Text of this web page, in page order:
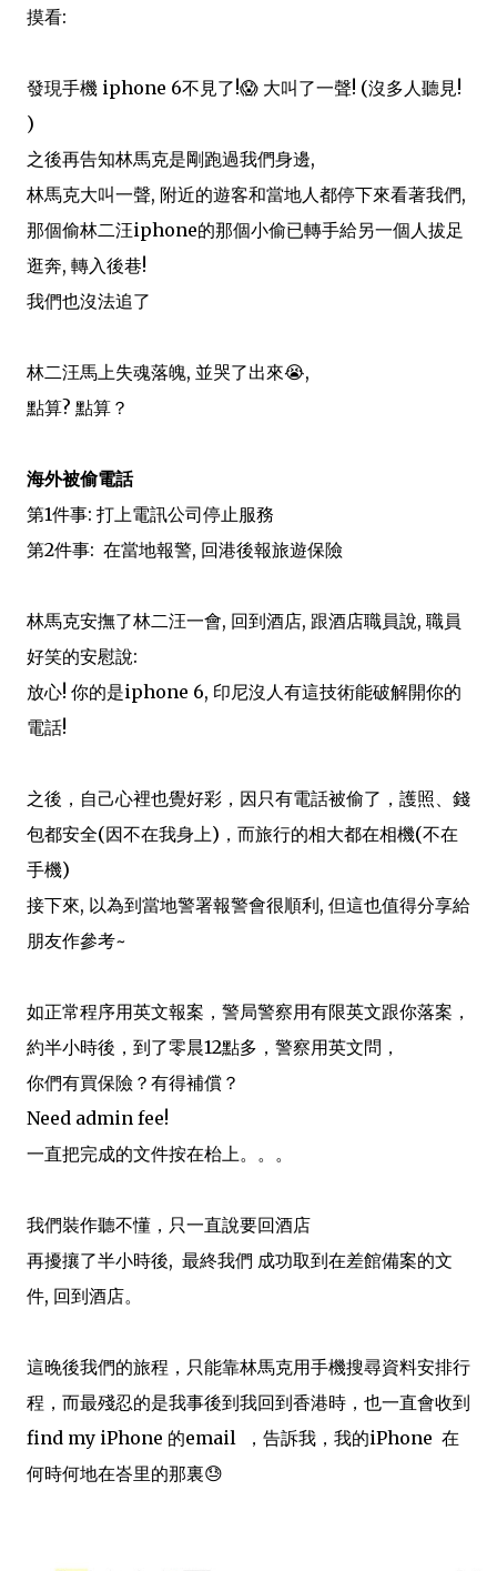
摸看:
發現手機 iphone 6不見了!😱 大叫了一聲! (沒多人聽見!
)
之後再告知林馬克是剛跑過我們身邊,
林馬克大叫一聲, 附近的遊客和當地人都停下來看著我們,
那個偷林二汪iphone的那個小偷已轉手給另一個人拔足
逛奔, 轉入後巷!
我們也沒法追了
林二汪馬上失魂落魄, 並哭了出來😭,
點算? 點算？
海外被偷電話
第1件事: 打上電訊公司停止服務
第2件事: 在當地報警, 回港後報旅遊保險
林馬克安撫了林二汪一會, 回到酒店, 跟酒店職員說, 職員
好笑的安慰說:
放心! 你的是iphone 6, 印尼沒人有這技術能破解開你的
電話!
之後，自己心裡也覺好彩，因只有電話被偷了，護照、錢
包都安全(因不在我身上)，而旅行的相大都在相機(不在
手機)
接下來, 以為到當地警署報警會很順利, 但這也值得分享給
朋友作參考~
如正常程序用英文報案，警局警察用有限英文跟你落案，
約半小時後，到了零晨12點多，警察用英文問，
你們有買保險？有得補償？
Need admin fee!
一直把完成的文件按在枱上。。。
我們裝作聽不懂，只一直說要回酒店
再擾攘了半小時後, 最終我們 成功取到在差館備案的文
件, 回到酒店。
這晚後我們的旅程，只能靠林馬克用手機搜尋資料安排行
程，而最殘忍的是我事後到我回到香港時，也一直會收到
find my iPhone 的email ，告訴我，我的iPhone 在
何時何地在峇里的那裏😓